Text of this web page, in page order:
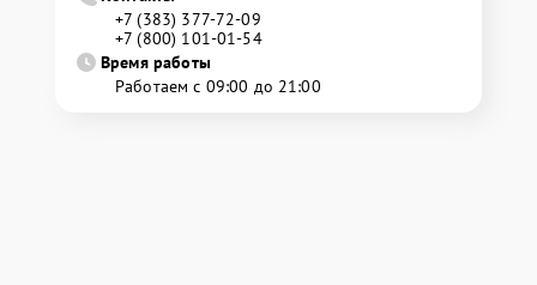
+7 (383) 377-72-09
+7 (800) 101-01-54
Время работы
Работаем с 09:00 до 21:00